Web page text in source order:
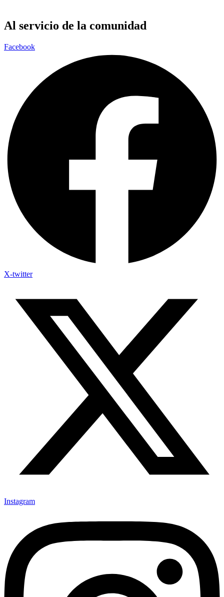
Al servicio de la comunidad
Facebook
X-twitter
Instagram